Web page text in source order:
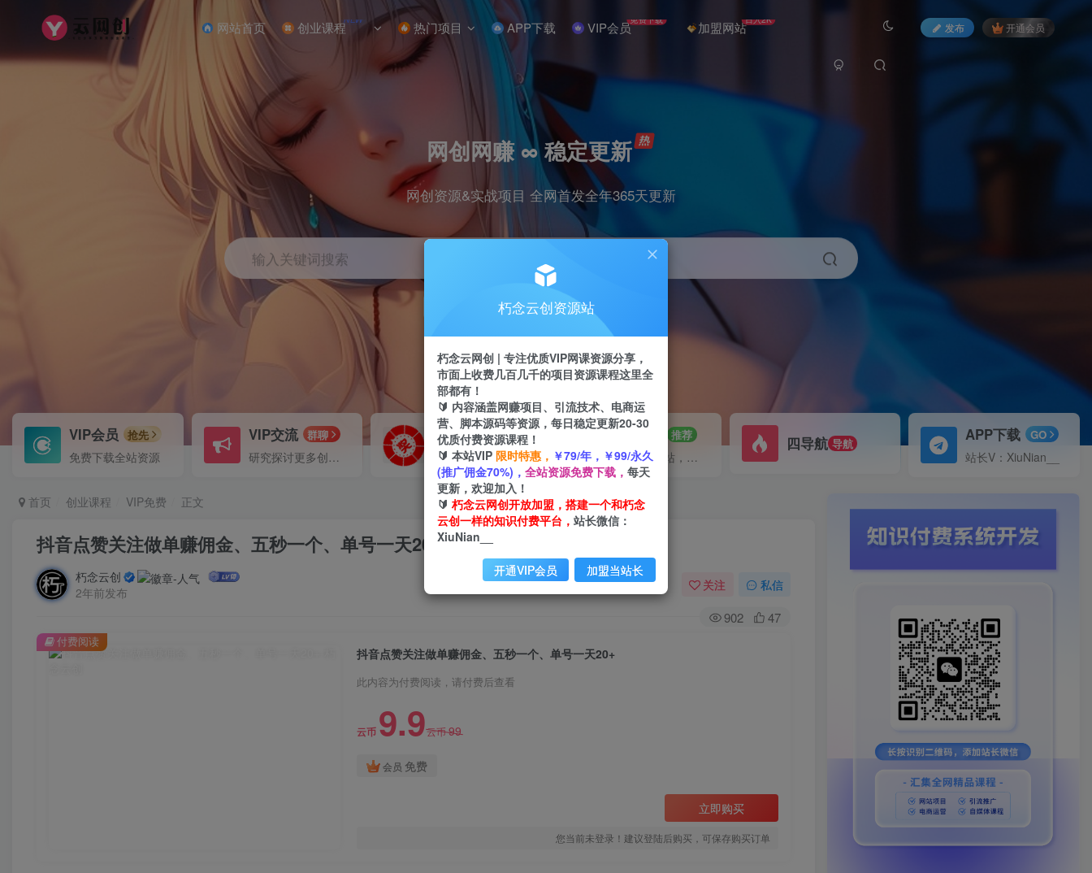
网站首页 创业课程NEW 热门项目 APP下载 VIP会员免费下载 加盟网站日入2K
发布 开通会员
网创网赚 ∞ 稳定更新
网创资源&实战项目 全网首发全年365天更新
输入关键词搜索
小红书 挂机 快手
VIP会员 抢先
免费下载全站资源
VIP交流 群聊
研究探讨更多创业项目路子。
VIP推广
70%分佣
会员专属推广链接
招募站长 推荐
搭建同款网站，自己当老板
四导航 导航 APP下载 GO
站长V：XiuNian__
首页 创业课程 VIP免费 正文
抖音点赞关注做单赚佣金、五秒一个、单号一天20+
朽念云创
2年前发布
关注 私信
902 47
抖音点赞关注做单赚佣金、五秒一个、单号一天20+
此内容为付费阅读，请付费后查看
云币 9.9云币99
会员 免费
立即购买
您当前未登录！建议登陆后购买，可保存购买订单
付费阅读
朽念云创资源站
朽念云网创 | 专注优质VIP网课资源分享，
市面上收费几百几千的项目资源课程这里全
部都有！
🔰 内容涵盖网赚项目、引流技术、电商运
营、脚本源码等资源，每日稳定更新20-30
优质付费资源课程！
🔰 本站VIP 限时特惠， ￥79/年，￥99/永久
(推广佣金70%)， 全站资源免费下载， 每天
更新，欢迎加入！
🔰 朽念云网创开放加盟，搭建一个和朽念
云创一样的知识付费平台， 站长微信：
XiuNian__
开通VIP会员 加盟当站长